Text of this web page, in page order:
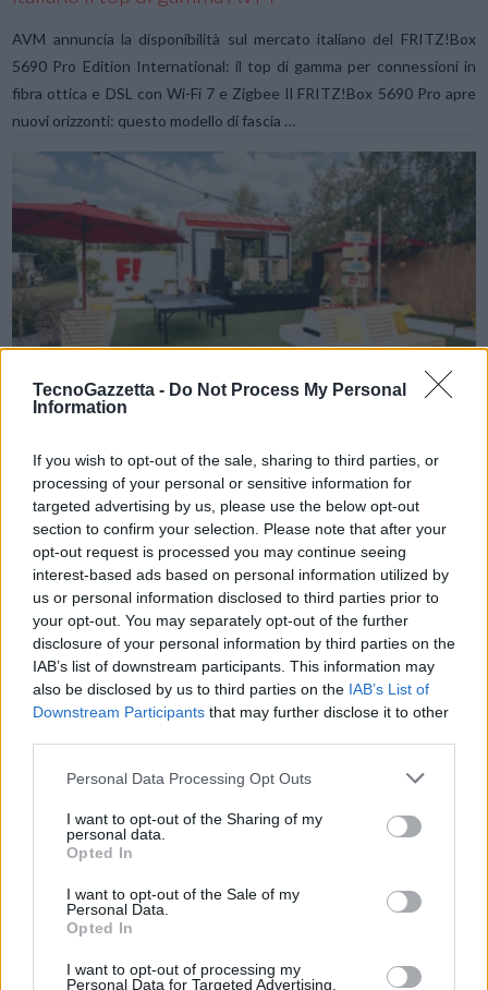
TecnoGazzetta - Do Not Process My Personal
Information
If you wish to opt-out of the sale, sharing to third parties, or
processing of your personal or sensitive information for
targeted advertising by us, please use the below opt-out
section to confirm your selection. Please note that after your
opt-out request is processed you may continue seeing
interest-based ads based on personal information utilized by
us or personal information disclosed to third parties prior to
your opt-out. You may separately opt-out of the further
disclosure of your personal information by third parties on the
IAB’s list of downstream participants. This information may
also be disclosed by us to third parties on the IAB’s List of
Downstream Participants that may further disclose it to other
Personal Data Processing Opt Outs
I want to opt-out of the Sharing of my
personal data.
Opted In
I want to opt-out of the Sale of my
Personal Data.
Opted In
I want to opt-out of processing my
Personal Data for Targeted Advertising.
AVM annuncia la disponibilità sul mercato italiano del FRITZ!Box
5690 Pro Edition International: il top di gamma per connessioni in
fibra ottica e DSL con Wi-Fi 7 e Zigbee Il FRITZ!Box 5690 Pro apre
nuovi orizzonti: questo modello di fascia …
VIEW POST
AVM a IFA 2024: la casa digitale è a prova di futuro
con FRITZ!
La casa digitale è a prova di futuro con FRITZ!: fibra ottica, 5G, Wi-Fi
7, Mesh Wi-Fi e funzionalità per la smart home AVM, lo specialista
europeo delle comunicazioni, presenterà a IFA 2024 un nuovissimo
stand all’interno del padiglione 10.2 …